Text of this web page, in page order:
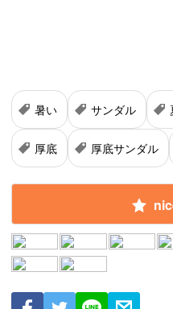
暑い サンダル
厚底 厚底サンダル